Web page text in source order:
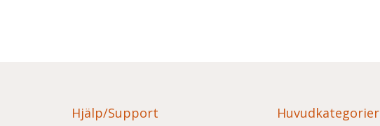
Hjälp/Support Huvudkategorier